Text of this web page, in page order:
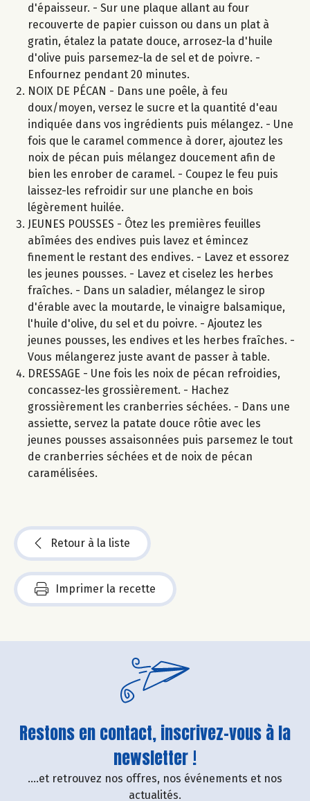
d'épaisseur. - Sur une plaque allant au four
recouverte de papier cuisson ou dans un plat à
gratin, étalez la patate douce, arrosez-la d'huile
d'olive puis parsemez-la de sel et de poivre. -
Enfournez pendant 20 minutes.
NOIX DE PÉCAN - Dans une poêle, à feu
doux/moyen, versez le sucre et la quantité d'eau
indiquée dans vos ingrédients puis mélangez. - Une
fois que le caramel commence à dorer, ajoutez les
noix de pécan puis mélangez doucement afin de
bien les enrober de caramel. - Coupez le feu puis
laissez-les refroidir sur une planche en bois
légèrement huilée.
JEUNES POUSSES - Ôtez les premières feuilles
abîmées des endives puis lavez et émincez
finement le restant des endives. - Lavez et essorez
les jeunes pousses. - Lavez et ciselez les herbes
fraîches. - Dans un saladier, mélangez le sirop
d'érable avec la moutarde, le vinaigre balsamique,
l'huile d'olive, du sel et du poivre. - Ajoutez les
jeunes pousses, les endives et les herbes fraîches. -
Vous mélangerez juste avant de passer à table.
DRESSAGE - Une fois les noix de pécan refroidies,
concassez-les grossièrement. - Hachez
grossièrement les cranberries séchées. - Dans une
assiette, servez la patate douce rôtie avec les
jeunes pousses assaisonnées puis parsemez le tout
de cranberries séchées et de noix de pécan
caramélisées.
Retour à la liste
Imprimer la recette
Restons en contact, inscrivez-vous à la
newsletter !
....et retrouvez nos offres, nos événements et nos
actualités.